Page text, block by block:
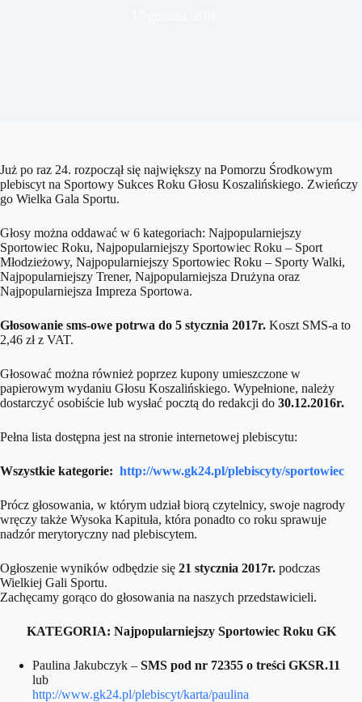
Już po raz 24. rozpoczął się największy na Pomorzu Środkowym
plebiscyt na Sportowy Sukces Roku Głosu Koszalińskiego. Zwieńczy
go Wielka Gala Sportu.
Głosy można oddawać w 6 kategoriach: Najpopularniejszy
Sportowiec Roku, Najpopularniejszy Sportowiec Roku – Sport
Młodzieżowy, Najpopularniejszy Sportowiec Roku – Sporty Walki,
Najpopularniejszy Trener, Najpopularniejsza Drużyna oraz
Najpopularniejsza Impreza Sportowa.
Głosowanie sms-owe potrwa do 5 stycznia 2017r. Koszt SMS-a to
2,46 zł z VAT.
Głosować można również poprzez kupony umieszczone w
papierowym wydaniu Głosu Koszalińskiego. Wypełnione, należy
dostarczyć osobiście lub wysłać pocztą do redakcji do 30.12.2016r.
Pełna lista dostępna jest na stronie internetowej plebiscytu:
Wszystkie kategorie: http://www.gk24.pl/plebiscyty/sportowiec
Prócz głosowania, w którym udział biorą czytelnicy, swoje nagrody
wręczy także Wysoka Kapituła, która ponadto co roku sprawuje
nadzór merytoryczny nad plebiscytem.
Ogłoszenie wyników odbędzie się 21 stycznia 2017r. podczas
Wielkiej Gali Sportu.
Zachęcamy gorąco do głosowania na naszych przedstawicieli.
KATEGORIA: Najpopularniejszy Sportowiec Roku GK
Paulina Jakubczyk – SMS pod nr 72355 o treści GKSR.11
lub
http://www.gk24.pl/plebiscyt/karta/paulina